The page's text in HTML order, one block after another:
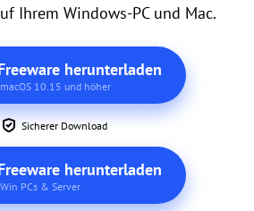
Ihrem Windows-PC und Mac.
herunterladen
macOS 10.15 und höher
Sicherer Download
herunterladen
Win PCs & Server